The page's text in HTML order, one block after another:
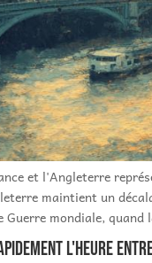
et l'Angleterre
maintient un
mondiale,
l'heure